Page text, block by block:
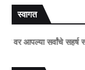
स्वागत
सर्वांचे सहर्ष स्वागत..!"